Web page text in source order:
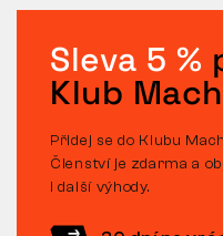
Sleva 5 %
Klub
Přidej se do Klubu
Členství je zdarma a
i další výhody.